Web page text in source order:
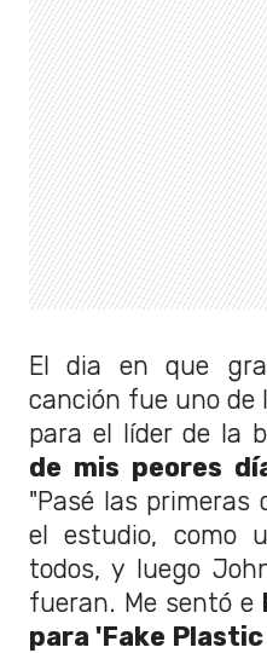
El dia en que
canción fue uno de
para el líder de la
de mis peores
"Pasé las primeras
el estudio, como
todos, y luego
fueran. Me sentó e
para 'Fake